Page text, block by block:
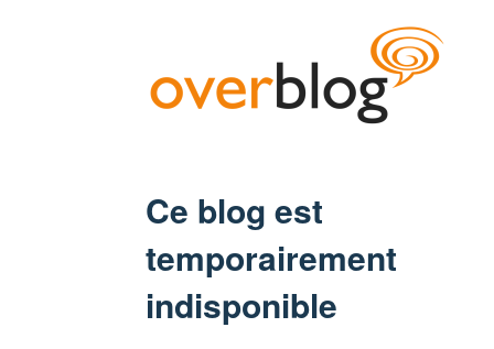
Ce blog est
temporairement
indisponible